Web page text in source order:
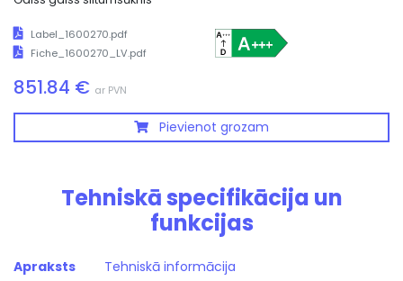
Label_1600270.pdf
Fiche_1600270_LV.pdf
851.84 € ar PVN
Pievienot grozam
Tehniskā specifikācija un
funkcijas
Apraksts Tehniskā informācija